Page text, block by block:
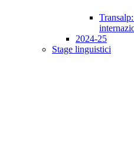
2024-25
Stage linguistici